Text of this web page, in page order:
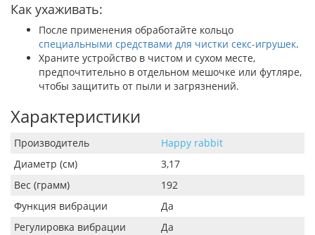
Как ухаживать:
После применения обработайте кольцо
специальными средствами для чистки секс-игрушек.
Храните устройство в чистом и сухом месте,
предпочтительно в отдельном мешочке или футляре,
чтобы защитить от пыли и загрязнений.
Характеристики
Производитель
Happy rabbit
Диаметр (см)
3,17
Вес (грамм)
192
Функция вибрации
Да
Регулировка вибрации
Да